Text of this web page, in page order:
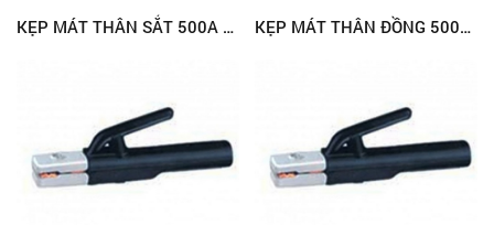
KẸP MÁT THÂN SẮT 500A (RED-E) KẸP MÁT THÂN ĐỒNG 500A (RED-E)